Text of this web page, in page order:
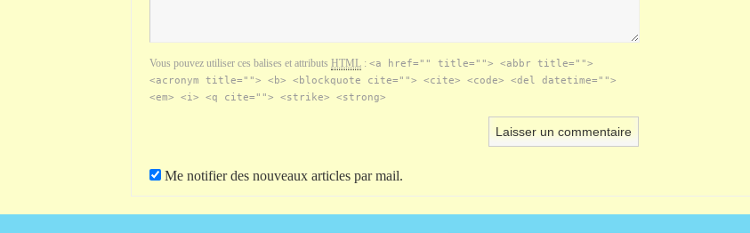
Vous pouvez utiliser ces balises et attributs HTML : <a href="" title=""> <abbr title="">
<acronym title=""> <b> <blockquote cite=""> <cite> <code> <del datetime="">
<em> <i> <q cite=""> <strike> <strong>
Me notifier des nouveaux articles par mail.